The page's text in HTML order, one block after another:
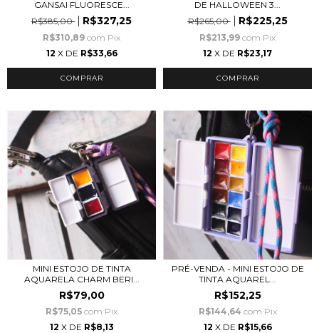
GANSAI FLUORESCE...
R$385,00
R$327,25
R$310,89 com Pix
12 X DE R$33,66
DE HALLOWEEN 3...
R$265,00
R$225,25
R$213,99 com Pix
12 X DE R$23,17
MINI ESTOJO DE TINTA
AQUARELA CHARM BERI...
R$79,00
R$75,05 com Pix
12 X DE R$8,13
PRÉ-VENDA - MINI ESTOJO DE
TINTA AQUAREL...
R$152,25
R$144,64 com Pix
12 X DE R$15,66